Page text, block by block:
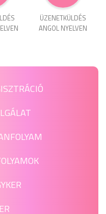
ÜZENET­KÜLDÉS
ANGOL NYELVEN